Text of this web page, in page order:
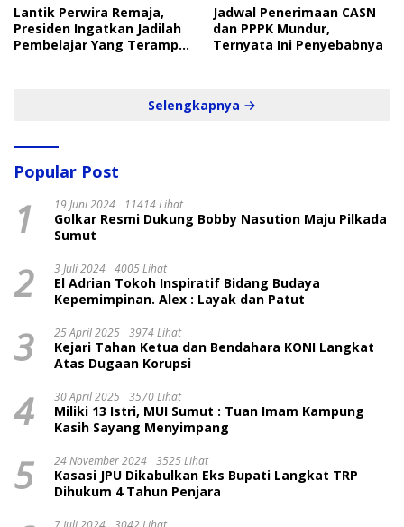
Lantik Perwira Remaja,
Presiden Ingatkan Jadilah
Pembelajar Yang Terampil
Jadwal Penerimaan CASN
dan PPPK Mundur,
Ternyata Ini Penyebabnya
Selengkapnya
Popular Post
1 19 Juni 2024 11414 Lihat
Golkar Resmi Dukung Bobby Nasution Maju Pilkada
Sumut
2 3 Juli 2024 4005 Lihat
El Adrian Tokoh Inspiratif Bidang Budaya
Kepemimpinan. Alex : Layak dan Patut
3 25 April 2025 3974 Lihat
Kejari Tahan Ketua dan Bendahara KONI Langkat
Atas Dugaan Korupsi
4 30 April 2025 3570 Lihat
Miliki 13 Istri, MUI Sumut : Tuan Imam Kampung
Kasih Sayang Menyimpang
5 24 November 2024 3525 Lihat
Kasasi JPU Dikabulkan Eks Bupati Langkat TRP
Dihukum 4 Tahun Penjara